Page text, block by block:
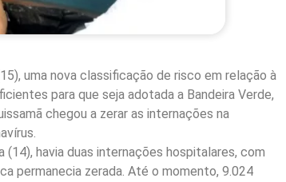
uma nova classificação de risco em relação à
para que seja adotada a Bandeira Verde,
chegou a zerar as internações na
havia duas internações hospitalares, com
permanecia zerada. Até o momento, 9.024